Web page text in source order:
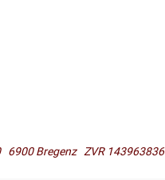
6900 Bregenz ZVR 143963836